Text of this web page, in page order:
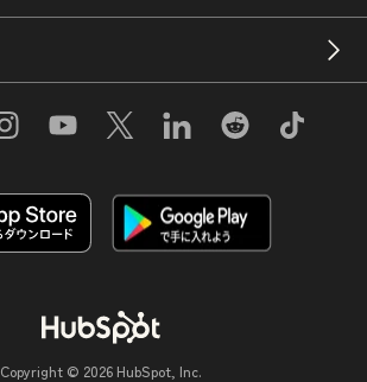
Copyright © 2026 HubSpot, Inc.